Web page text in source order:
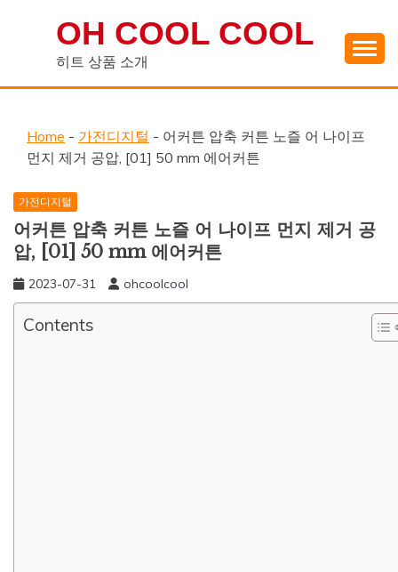
OH COOL COOL
히트 상품 소개
Home - 가전디지털 - 어커튼 압축 커튼 노즐 어 나이프
먼지 제거 공압, [01] 50 mm 에어커튼
가전디지털
어커튼 압축 커튼 노즐 어 나이프 먼지 제거 공
압, [01] 50 mm 에어커튼
2023-07-31 ohcoolcool
Contents